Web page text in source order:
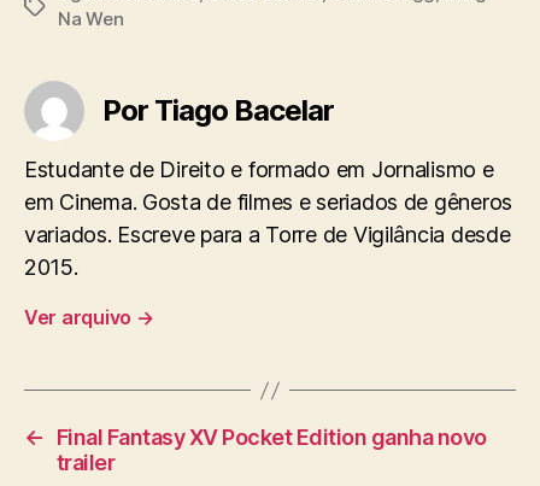
Tags
Na Wen
Por Tiago Bacelar
Estudante de Direito e formado em Jornalismo e
em Cinema. Gosta de filmes e seriados de gêneros
variados. Escreve para a Torre de Vigilância desde
2015.
Ver arquivo →
←
Final Fantasy XV Pocket Edition ganha novo
trailer